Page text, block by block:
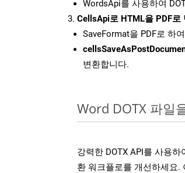
WordsApi를 사용하여
CellsApi로 HTML을 PDF로
SaveFormat을 PDF로 하
변환합니다.
Word DOTX 파일
강력한 DOTX API를 사용
환 워크플로를 개선하세요.